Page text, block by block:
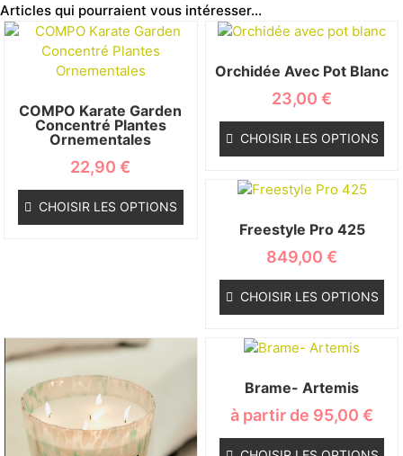
Articles qui pourraient vous intéresser...
COMPO Karate Garden
Concentré Plantes
Ornementales
22,90€
CHOISIR LES OPTIONS
Orchidée Avec Pot Blanc
23,00€
CHOISIR LES OPTIONS
Freestyle Pro 425
849,00€
CHOISIR LES OPTIONS
Brame- Artemis
à partir de 95,00€